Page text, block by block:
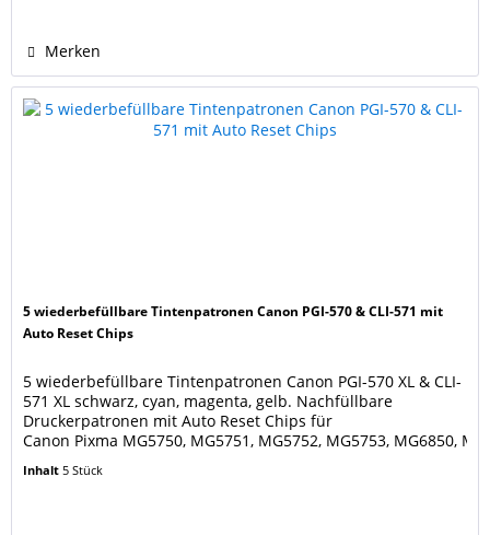
Merken
5 wiederbefüllbare Tintenpatronen Canon PGI-570 & CLI-571 mit
Auto Reset Chips
5 wiederbefüllbare Tintenpatronen Canon PGI-570 XL & CLI-
571 XL schwarz, cyan, magenta, gelb. Nachfüllbare
Druckerpatronen mit Auto Reset Chips für
Canon Pixma MG5750, MG5751, MG5752, MG5753, MG6850,
TS5055, TS6050, TS6051, TS6052 ersetzen die
Inhalt 5 Stück